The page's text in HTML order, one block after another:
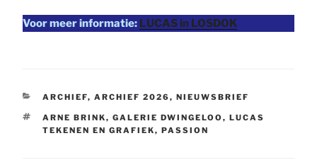
Voor meer informatie: LUCAS in LOSDOK
CATEGORIEËN
ARCHIEF, ARCHIEF 2026, NIEUWSBRIEF
TAGS
ARNE BRINK, GALERIE DWINGELOO , LUCAS
TEKENEN EN GRAFIEK, PASSION